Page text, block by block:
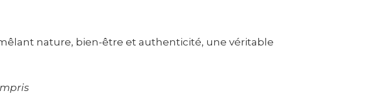
nature, bien-être et authenticité, une véritable